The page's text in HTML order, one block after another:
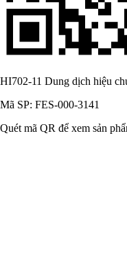
HI702-11 Dung dịch hiệu
Mã SP: FES-000-3141
Quét mã QR để xem sản